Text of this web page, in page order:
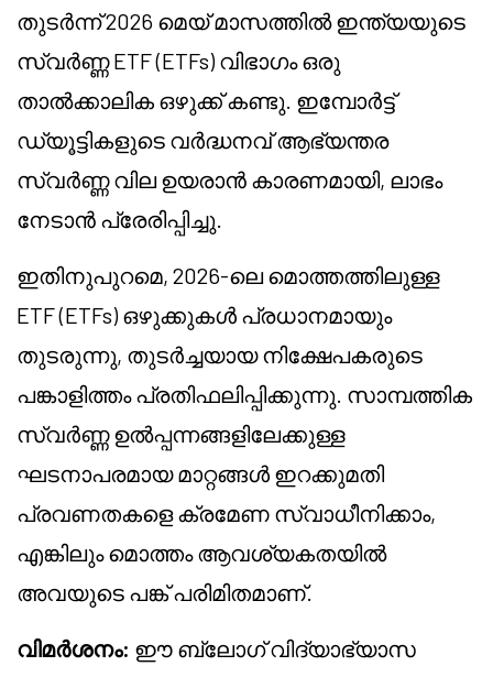
തുടർന്ന് 2026 മെയ് മാസത്തിൽ ഇന്ത്യയുടെ
സ്വർണ്ണ ETF (ETFs) വിഭാഗം ഒരു
താൽക്കാലിക ഒഴുക്ക് കണ്ടു. ഇമ്പോർട്ട്
ഡ്യൂട്ടികളുടെ വർദ്ധനവ് ആഭ്യന്തര
സ്വർണ്ണ വില ഉയരാൻ കാരണമായി, ലാഭം
നേടാൻ പ്രേരിപ്പിച്ചു.
ഇതിനുപുറമെ, 2026-ലെ മൊത്തത്തിലുള്ള
ETF (ETFs) ഒഴുക്കുകൾ പ്രധാനമായും
തുടരുന്നു, തുടർച്ചയായ നിക്ഷേപകരുടെ
പങ്കാളിത്തം പ്രതിഫലിപ്പിക്കുന്നു. സാമ്പത്തിക
സ്വർണ്ണ ഉൽപ്പന്നങ്ങളിലേക്കുള്ള
ഘടനാപരമായ മാറ്റങ്ങൾ ഇറക്കുമതി
പ്രവണതകളെ ക്രമേണ സ്വാധീനിക്കാം,
എങ്കിലും മൊത്തം ആവശ്യകതയിൽ
അവയുടെ പങ്ക് പരിമിതമാണ്.
വിമർശനം: ഈ ബ്ലോഗ് വിദ്യാഭ്യാസ